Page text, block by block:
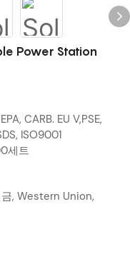
Power Station
CARB. EU V,PSE,
ISO9001
세트
금, Western Union,